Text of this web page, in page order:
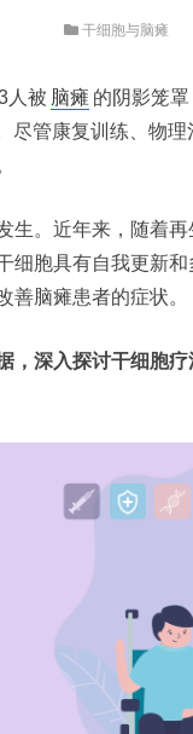
干细胞与脑瘫
人被 脑瘫 的阴影笼
尽管康复训练、物
生。近年来，随着再
细胞具有自我更新
善脑瘫患者的症状。
，深入探讨干细胞